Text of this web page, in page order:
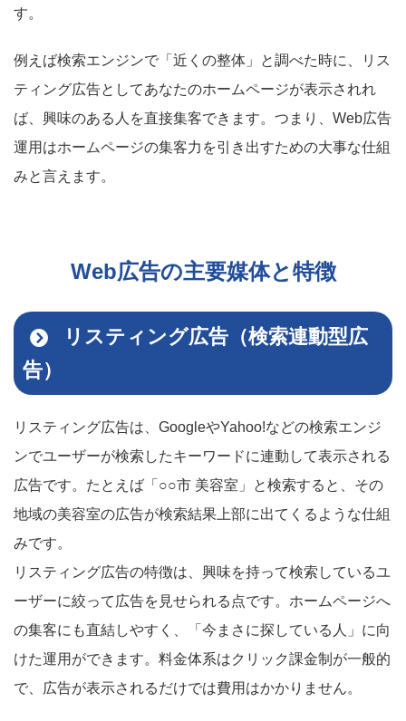
す。
例えば検索エンジンで「近くの整体」と調べた時に、リス
ティング広告としてあなたのホームページが表示されれ
ば、興味のある人を直接集客できます。つまり、Web広告
運用はホームページの集客力を引き出すための大事な仕組
みと言えます。
Web広告の主要媒体と特徴
リスティング広告（検索連動型広
告）
リスティング広告は、GoogleやYahoo!などの検索エンジ
ンでユーザーが検索したキーワードに連動して表示される
広告です。たとえば「○○市 美容室」と検索すると、その
地域の美容室の広告が検索結果上部に出てくるような仕組
みです。
リスティング広告の特徴は、興味を持って検索しているユ
ーザーに絞って広告を見せられる点です。ホームページへ
の集客にも直結しやすく、「今まさに探している人」に向
けた運用ができます。料金体系はクリック課金制が一般的
で、広告が表示されるだけでは費用はかかりません。